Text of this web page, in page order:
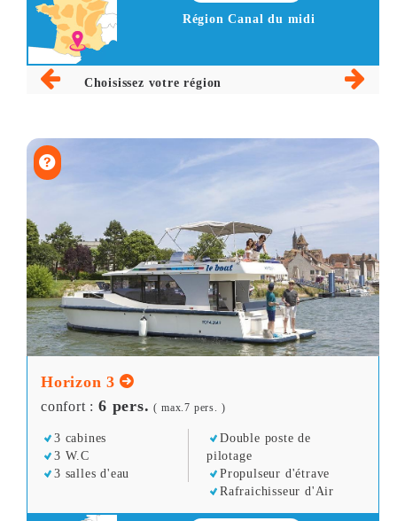
Région Canal du midi
Choisissez votre région
Horizon 3
confort : 6 pers. ( max.7 pers. )
3 cabines
3 W.C
3 salles d'eau
Double poste de
pilotage
Propulseur d'étrave
Rafraichisseur d'Air